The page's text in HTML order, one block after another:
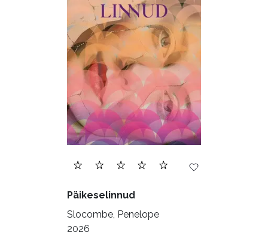
Päikeselinnud
Slocombe, Penelope
2026